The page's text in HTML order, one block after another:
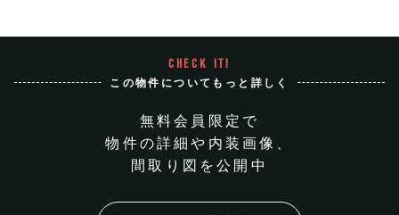
CHECK IT!
この物件についてもっと詳しく
無料会員限定で
物件の詳細や内装画像、
間取り図を公開中